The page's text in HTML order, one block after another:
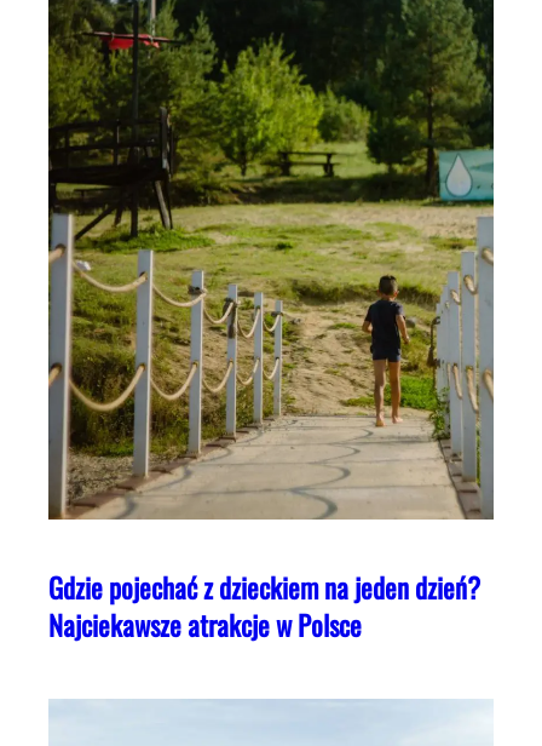
Gdzie pojechać z dzieckiem na jeden dzień?
Najciekawsze atrakcje w Polsce